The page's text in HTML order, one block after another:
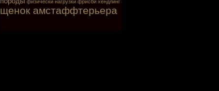
физически нагрузки фрисби хендлинг
щенок амстаффтерьера